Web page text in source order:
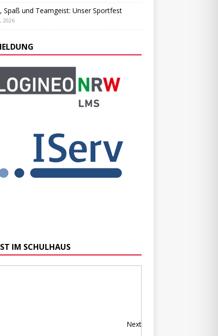
Spaß und Teamgeist: Unser Sportfest
2026
IM SCHULHAUS
Next